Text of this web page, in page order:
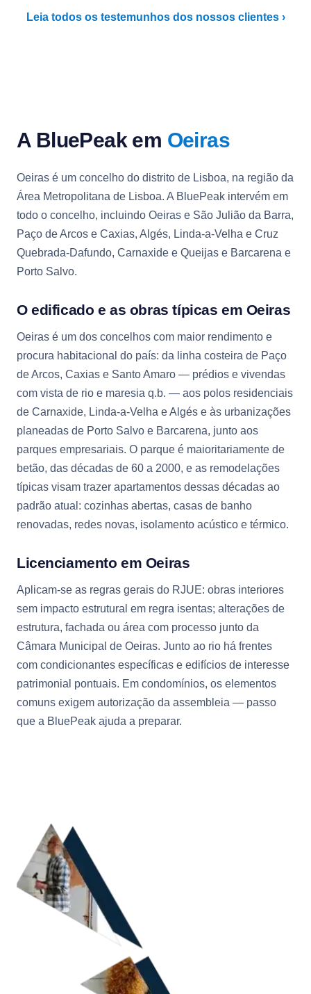
Leia todos os testemunhos dos nossos clientes ›
A BluePeak em Oeiras
Oeiras é um concelho do distrito de Lisboa, na região da
Área Metropolitana de Lisboa. A BluePeak intervém em
todo o concelho, incluindo Oeiras e São Julião da Barra,
Paço de Arcos e Caxias, Algés, Linda-a-Velha e Cruz
Quebrada-Dafundo, Carnaxide e Queijas e Barcarena e
Porto Salvo.
O edificado e as obras típicas em Oeiras
Oeiras é um dos concelhos com maior rendimento e
procura habitacional do país: da linha costeira de Paço
de Arcos, Caxias e Santo Amaro — prédios e vivendas
com vista de rio e maresia q.b. — aos polos residenciais
de Carnaxide, Linda-a-Velha e Algés e às urbanizações
planeadas de Porto Salvo e Barcarena, junto aos
parques empresariais. O parque é maioritariamente de
betão, das décadas de 60 a 2000, e as remodelações
típicas visam trazer apartamentos dessas décadas ao
padrão atual: cozinhas abertas, casas de banho
renovadas, redes novas, isolamento acústico e térmico.
Licenciamento em Oeiras
Aplicam-se as regras gerais do RJUE: obras interiores
sem impacto estrutural em regra isentas; alterações de
estrutura, fachada ou área com processo junto da
Câmara Municipal de Oeiras. Junto ao rio há frentes
com condicionantes específicas e edifícios de interesse
patrimonial pontuais. Em condomínios, os elementos
comuns exigem autorização da assembleia — passo
que a BluePeak ajuda a preparar.